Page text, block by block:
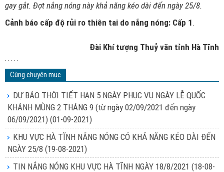
gay gắt. Đợt nắng nóng này khả năng kéo dài đến ngày 25/8.
Cảnh báo cấp độ rủi ro thiên tai do nắng nóng: Cấp 1.
Đài Khí tượng Thuỷ văn tỉnh Hà Tĩnh
. . . . .
Cùng chuyên mục
DỰ BÁO THỜI TIẾT HẠN 5 NGÀY PHỤC VỤ NGÀY LỄ QUỐC
KHÁNH MÙNG 2 THÁNG 9 (từ ngày 02/09/2021 đến ngày
06/09/2021) (01-09-2021)
KHU VỰC HÀ TĨNH NẮNG NÓNG CÓ KHẢ NĂNG KÉO DÀI ĐẾN
NGÀY 25/8 (19-08-2021)
TIN NẮNG NÓNG KHU VỰC HÀ TĨNH NGÀY 18/8/2021 (18-08-